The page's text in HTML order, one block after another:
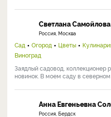
Светлана Самойлова
Россия, Москва
Сад Огород Цветы
Виноград
Заядлый садовод, коллекционер
новинок. В моем саду в северном
Анна Евгеньевна
Россия, Бердск